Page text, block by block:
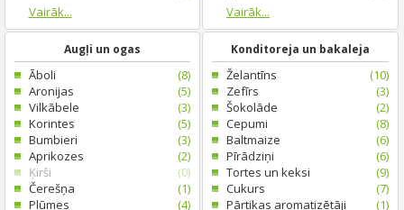
Vairāk...
Vairāk...
Augļi un ogas
Āboli
(8)
Aronijas
(5)
Vilkābele
(3)
Korintes
(5)
Bumbieri
(3)
Aprikozes
(2)
Ķirši
(0)
Čerešņa
(1)
Plūmes
(4)
Konditoreja un bakaleja
Želantīns
(10)
Zefīrs
(3)
Šokolāde
(2)
Cepumi
(8)
Baltmaize
(6)
Pīrādziņi
(6)
Tortes un keksi
(9)
Cukurs
(7)
Pārtikas aromatizētāji
(1)